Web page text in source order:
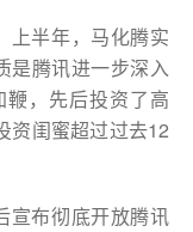
上半年，马化腾实
是腾讯进一步深入
，先后投资了高
资闺蜜超过过去12
宣布彻底开放腾讯